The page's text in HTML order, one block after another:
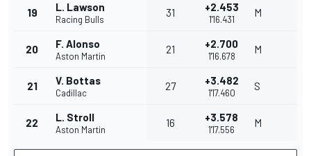
19 L. Lawson
Racing Bulls
31 +2.453
1'16.431
M
20 F. Alonso
Aston Martin
21 +2.700
1'16.678
M
21 V. Bottas
Cadillac
27 +3.482
1'17.460
S
22 L. Stroll
Aston Martin
16 +3.578
1'17.556
M